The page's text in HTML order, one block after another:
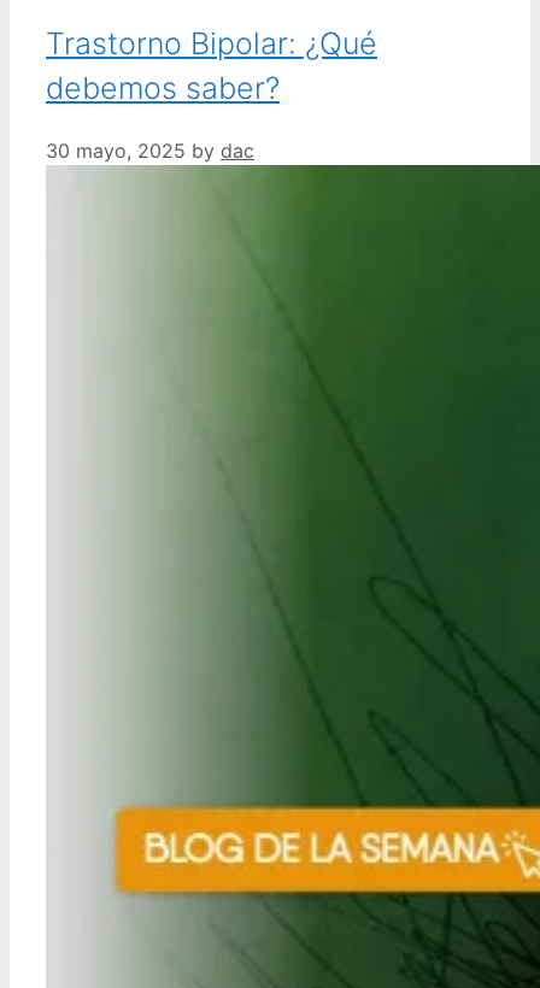
Trastorno Bipolar: ¿Qué
debemos saber?
30 mayo, 2025 by dac